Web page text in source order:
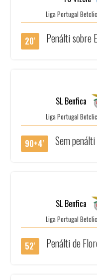
Liga Portugal
20' Penálti sobre
SL Benfica
Liga Portugal
90+4' Sem
SL Benfica
Liga Portugal
52' Penálti de